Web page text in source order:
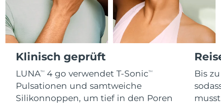
Klinisch geprüft
LUNATM 4 go verwendet T-SonicTM
Pulsationen und samtweiche
Silikonnoppen, um tief in den Poren
Bis
For healthy hair
18% PAP
Kosmetik Männer
Kaufe alles
Isle of Man Erwartete Lieferung 8/12/26
Israel Erwartete Lieferung8/14/26
Japan Erwartete Lieferung 8/13/26